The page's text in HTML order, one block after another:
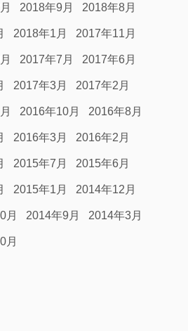
2018年9月 2018年8月
2018年1月 2017年11月
2017年7月 2017年6月
2017年3月 2017年2月
2016年10月 2016年8月
2016年3月 2016年2月
2015年7月 2015年6月
2015年1月 2014年12月
月 2014年9月 2014年3月
月